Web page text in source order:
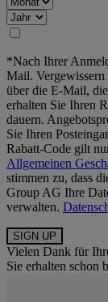
*Nach Ihrer
Mail. Vergewissern
über die E-Mail,
erhalten Sie Ihren
dauern.
Sie Ihren
Rabatt-Code gilt
Allgemeinen
stimmen zu, dass
Group AG Ihre
verwalten.
Vielen Dank für
Sie erhalten schon